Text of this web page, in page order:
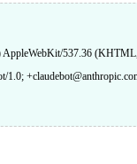
AppleWebKit/537.36
1.0;